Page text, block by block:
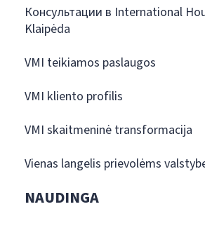
Консультации в International
Klaipėda
VMI teikiamos paslaugos
VMI kliento profilis
VMI skaitmeninė transformacija
Vienas langelis prievolėms
NAUDINGA